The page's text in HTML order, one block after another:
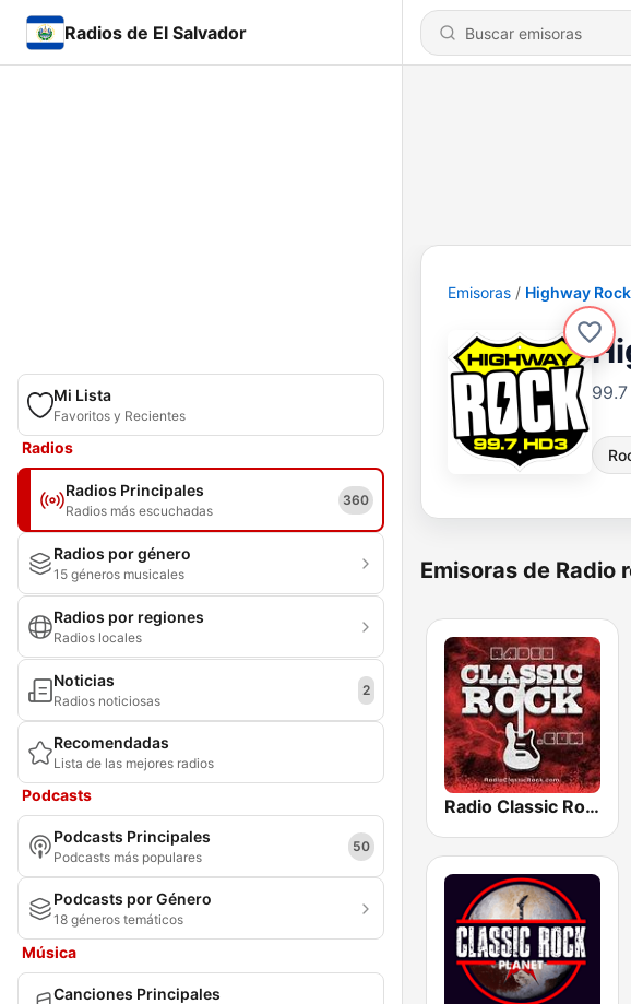
Radios de El Salvador
Mi Lista
Favoritos y Recientes
Radios
Radios Principales
Radios más escuchadas
360
Radios por género
15 géneros musicales
Radios por regiones
Radios locales
Noticias
Radios noticiosas
2
Recomendadas
Lista de las mejores radios
Podcasts
Podcasts Principales
Podcasts más populares
50
Podcasts por Género
18 géneros temáticos
Música
Canciones Principales
Emisoras Highway Rock
Emisoras de Radio
Radio Classic Rock